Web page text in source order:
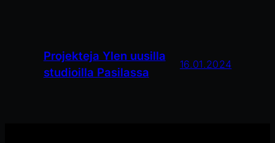
Projekteja Ylen uusilla
studioilla Pasilassa
16.01.2024